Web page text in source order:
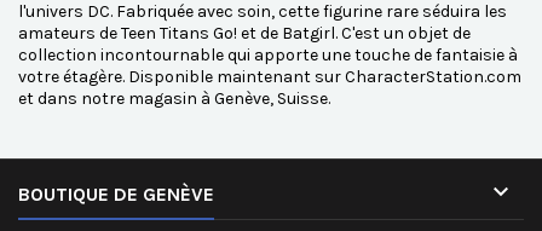
l'univers DC. Fabriquée avec soin, cette figurine rare séduira les
amateurs de Teen Titans Go! et de Batgirl. C'est un objet de
collection incontournable qui apporte une touche de fantaisie à
votre étagère. Disponible maintenant sur CharacterStation.com
et dans notre magasin à Genève, Suisse.
BOUTIQUE DE GENÈVE 